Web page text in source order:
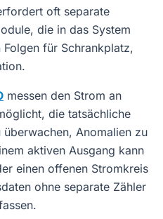
oft separate
die in das System
für Schrankplatz,
messen den Strom an
die tatsächliche
Anomalien zu
aktiven Ausgang kann
einen offenen Stromkreis
ohne separate Zähler